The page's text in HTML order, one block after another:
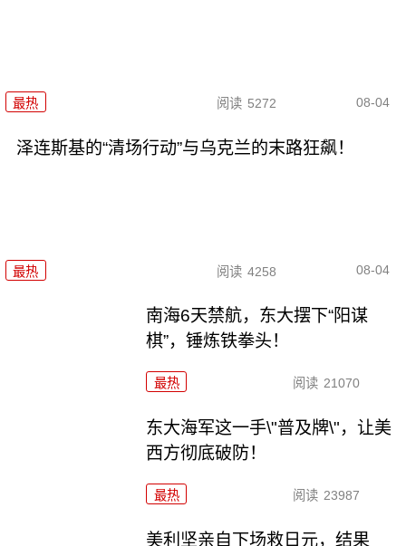
最热 阅读 5272 08-04
泽连斯基的“清场行动”与乌克兰的末路狂飙！
最热 阅读 4258 08-04
南海6天禁航，东大摆下“阳谋
棋”，锤炼铁拳头！
最热 阅读 21070
东大海军这一手\"普及牌\"，让美
西方彻底破防！
最热 阅读 23987
美利坚亲自下场救日元，结果